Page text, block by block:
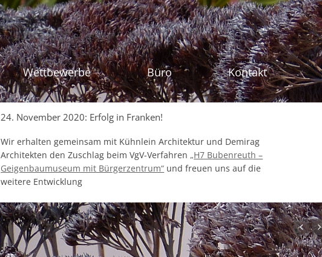
Zum Inhalt springen
Wettbewerbe Büro Kontakt
24. November 2020: Erfolg in Franken!
Wir erhalten gemeinsam mit Kühnlein Architektur und Demirag
Architekten den Zuschlag beim VgV-Verfahren„H7 Bubenreuth –
Geigenbaumuseum mit Bürgerzentrum“ und freuen uns auf die
weitere Entwicklung